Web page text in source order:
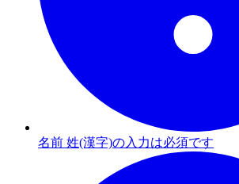
名前 姓(漢字)の入力は必須です